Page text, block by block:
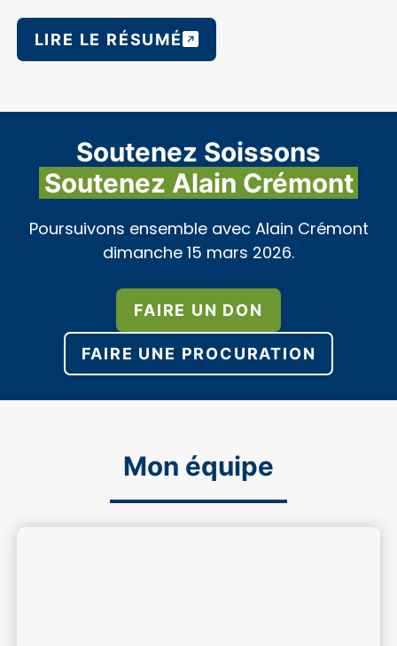
LIRE LE RÉSUMÉ
Soutenez Soissons
Soutenez Alain Crémont
Poursuivons ensemble avec Alain Crémont
dimanche 15 mars 2026.
FAIRE UN DON
FAIRE UNE PROCURATION
Mon équipe